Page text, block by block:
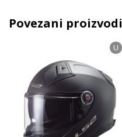
Povezani proizvodi
U